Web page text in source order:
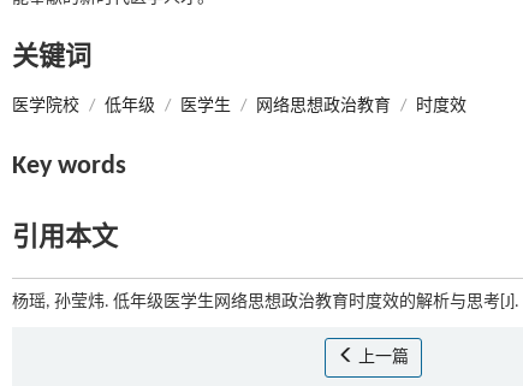
关键词
医学院校 / 低年级 / 医学生 / 网络思想政治教育 / 时度效
Key words
引用本文
杨瑶, 孙莹炜. 低年级医学生网络思想政治教育时度效的解析与思考[J].
上一篇